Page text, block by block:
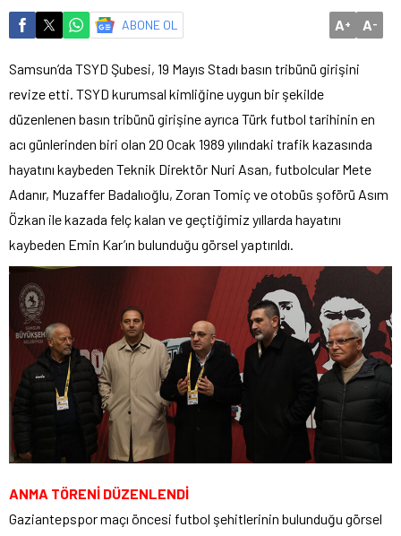
ABONE OL A+ A-
Samsun’da TSYD Şubesi, 19 Mayıs Stadı basın tribünü girişini
revize etti. TSYD kurumsal kimliğine uygun bir şekilde
düzenlenen basın tribünü girişine ayrıca Türk futbol tarihinin en
acı günlerinden biri olan 20 Ocak 1989 yılındaki trafik kazasında
hayatını kaybeden Teknik Direktör Nuri Asan, futbolcular Mete
Adanır, Muzaffer Badalıoğlu, Zoran Tomiç ve otobüs şoförü Asım
Özkan ile kazada felç kalan ve geçtiğimiz yıllarda hayatını
kaybeden Emin Kar’ın bulunduğu görsel yaptırıldı.
ANMA TÖRENİ DÜZENLENDİ
Gaziantepspor maçı öncesi futbol şehitlerinin bulunduğu görsel